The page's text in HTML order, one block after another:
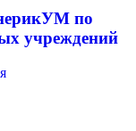
по
учреждений